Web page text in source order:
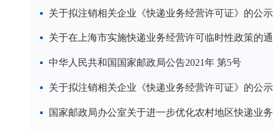
关于拟注销相关企业《快递业务经营许可证》的公示
关于在上海市实施快递业务经营许可临时性政策的
中华人民共和国国家邮政局公告2021年 第5号
关于拟注销相关企业《快递业务经营许可证》的公示